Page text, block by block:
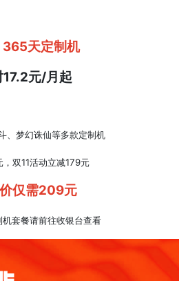
天定制机
17.2元/月起
、梦幻诛仙等多款定制机
双11活动立减179元
仅需209元
套餐请前往收银台查看